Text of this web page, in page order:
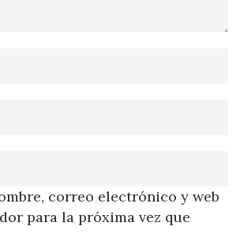
correo electrónico y web
para la próxima vez que